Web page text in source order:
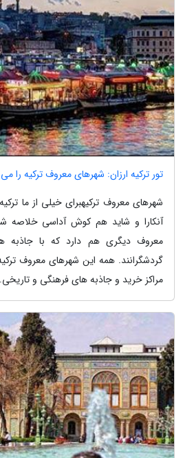
تور ترکیه ارزان: شهرهای معروف ترکیه را
شهرهای معروف ترکیهبرای خیلی از ما
آنکارا و شاید هم کوش آداسی خلاصه
معروف دیگری هم دارد که با جاذبه
مراکز خرید و جاذبه های فرهنگی و